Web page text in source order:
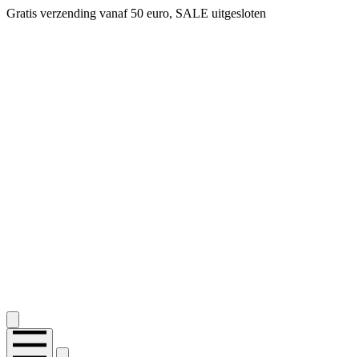
Gratis verzending vanaf 50 euro, SALE uitgesloten